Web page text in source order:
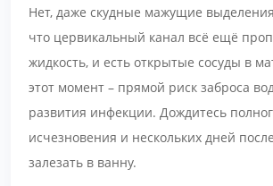
Нет, даже скудные мажущие
что цервикальный канал всё ещё
жидкость, и есть открытые сосуды в
этот момент – прямой риск заброса
развития инфекции. Дождитесь
исчезновения и нескольких дней
залезать в ванну.